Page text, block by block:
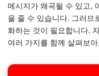
메시지가 왜곡될 수 있고,
을 줄 수 있습니다. 그러므
화하는 것이 필요합니다.
여러 가지를 함께 살펴보아